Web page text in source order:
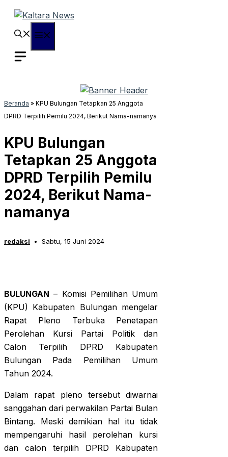
Langsung
Beranda » KPU Bulungan Tetapkan 25 Anggota
DPRD Terpilih Pemilu 2024, Berikut Nama-namanya
KPU Bulungan
Tetapkan 25 Anggota
DPRD Terpilih Pemilu
2024, Berikut Nama-
namanya
redaksi Sabtu, 15 Juni 2024
BULUNGAN – Komisi Pemilihan Umum
(KPU) Kabupaten Bulungan mengelar
Rapat Pleno Terbuka Penetapan
Perolehan Kursi Partai Politik dan
Calon Terpilih DPRD Kabupaten
Bulungan Pada Pemilihan Umum
Tahun 2024.
Dalam rapat pleno tersebut diwarnai
sanggahan dari perwakilan Partai Bulan
Bintang. Meski demikian hal itu tidak
mempengaruhi hasil perolehan kursi
dan calon terpilih DPRD Kabupaten